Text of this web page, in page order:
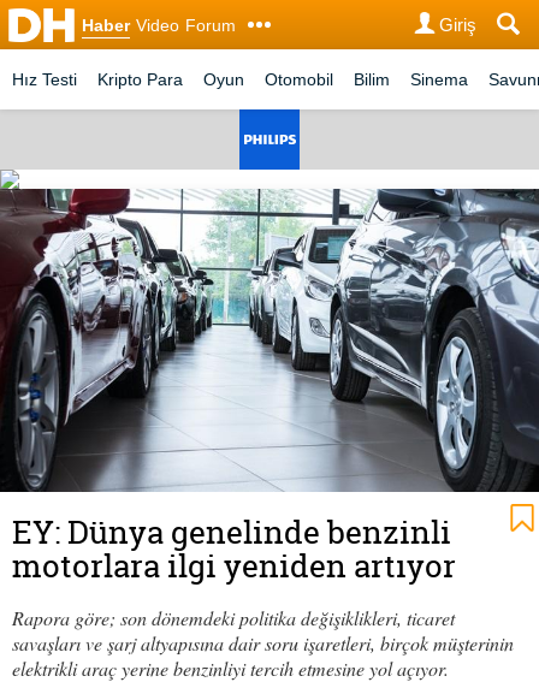
Haber Video Forum Giriş
Hız Testi Kripto Para Oyun Otomobil Bilim Sinema
EY: Dünya genelinde benzinli
motorlara ilgi yeniden artıyor
Rapora göre; son dönemdeki politika değişiklikleri, ticaret
savaşları ve şarj altyapısına dair soru işaretleri, birçok müşterinin
elektrikli araç yerine benzinliyi tercih etmesine yol açıyor.